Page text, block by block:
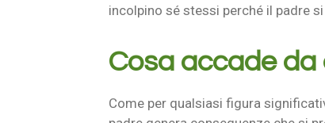
incolpino sé stessi perché il padre
Cosa accade
Come per qualsiasi figura